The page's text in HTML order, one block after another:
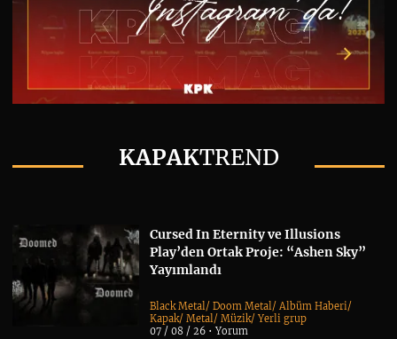
KAPAKTREND
Cursed In Eternity ve Illusions
Play’den Ortak Proje: “Ashen Sky”
Yayımlandı
Black Metal/Doom Metal/Albüm Haberi/
Kapak/Metal/Müzik/Yerli grup
07 / 08 / 26 •Yorum